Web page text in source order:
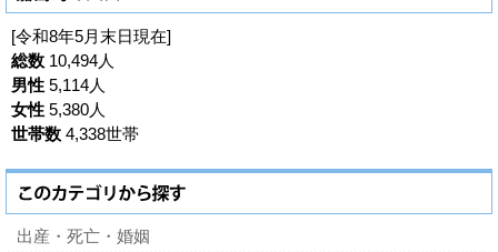
[令和8年5月末日現在]
総数 10,494人
男性 5,114人
女性 5,380人
世帯数 4,338世帯
出産・死亡・婚姻